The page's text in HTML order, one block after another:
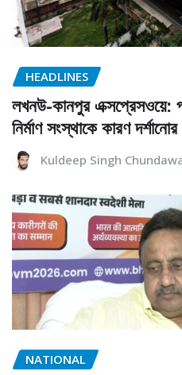
HEADLINES
লখনউ-কানপুর এক্সপ্রেসওয়ে:
নির্মাণ সংস্থাকে কারণ
Kuldeep Singh
NATIONAL